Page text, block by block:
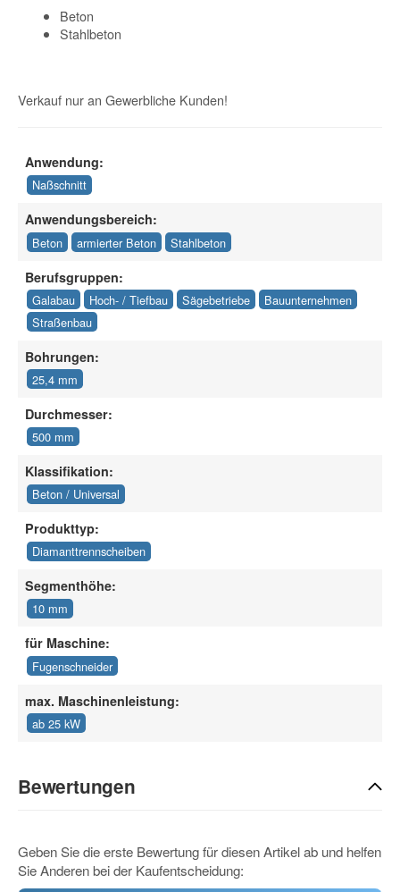
Beton
Stahlbeton
Verkauf nur an Gewerbliche Kunden!
Anwendung:
Naßschnitt
Anwendungsbereich:
Beton armierter Beton Stahlbeton
Berufsgruppen:
Galabau Hoch- / Tiefbau Sägebetriebe
Bauunternehmen
Straßenbau
Bohrungen:
25,4 mm
Durchmesser:
500 mm
Klassifikation:
Beton / Universal
Produkttyp:
Diamanttrennscheiben
Segmenthöhe:
10 mm
für Maschine:
Fugenschneider
max. Maschinenleistung:
ab 25 kW
Bewertungen
Geben Sie die erste Bewertung für diesen Artikel ab und helfen
Sie Anderen bei der Kaufentscheidung: